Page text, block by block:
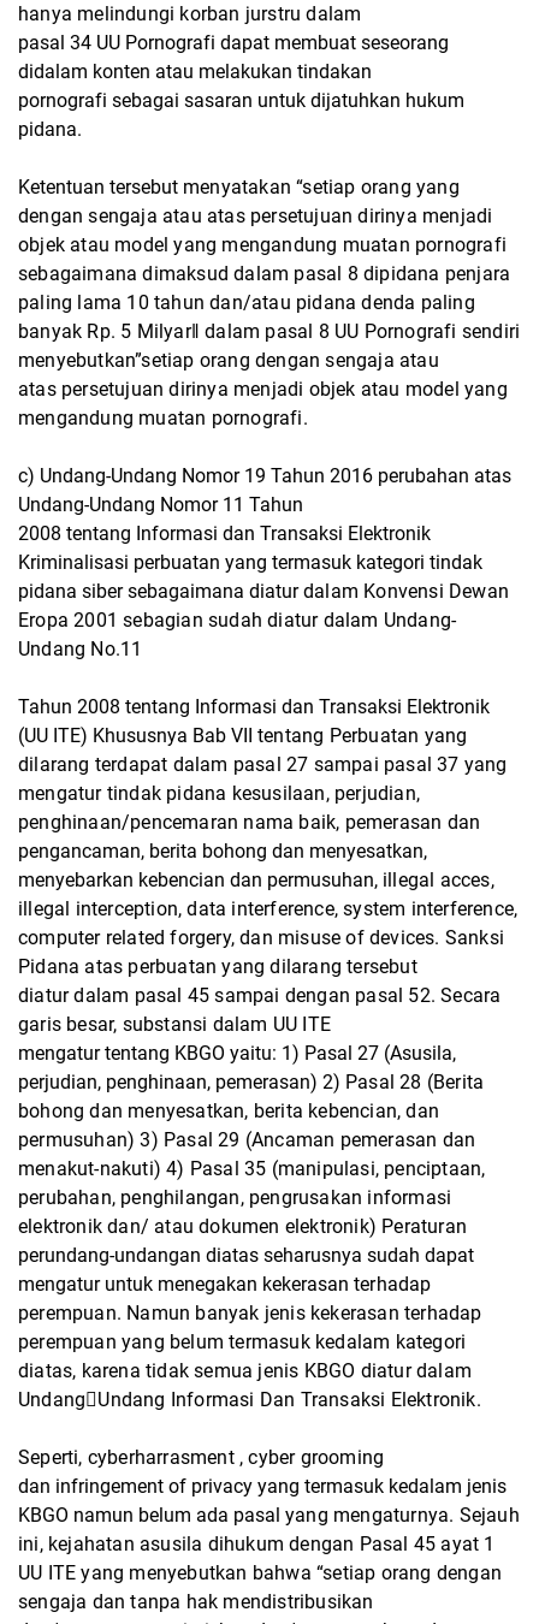
hanya melindungi korban jurstru dalam
pasal 34 UU Pornografi dapat membuat seseorang
didalam konten atau melakukan tindakan
pornografi sebagai sasaran untuk dijatuhkan hukum
pidana.
Ketentuan tersebut menyatakan “setiap orang yang
dengan sengaja atau atas persetujuan dirinya menjadi
objek atau model yang mengandung muatan pornografi
sebagaimana dimaksud dalam pasal 8 dipidana penjara
paling lama 10 tahun dan/atau pidana denda paling
banyak Rp. 5 Milyar‖dalam pasal 8 UU Pornografi sendiri
menyebutkan”setiap orang dengan sengaja atau
atas persetujuan dirinya menjadi objek atau model yang
mengandung muatan pornografi.
c) Undang-Undang Nomor 19 Tahun 2016 perubahan atas
Undang-Undang Nomor 11 Tahun
2008 tentang Informasi dan Transaksi Elektronik
Kriminalisasi perbuatan yang termasuk kategori tindak
pidana siber sebagaimana diaturdalam Konvensi Dewan
Eropa 2001 sebagian sudah diatur dalam Undang-
Undang No.11
Tahun 2008 tentang Informasi dan Transaksi Elektronik
(UU ITE) Khususnya Bab VII tentang Perbuatan yang
dilarang terdapat dalam pasal 27 sampai pasal 37 yang
mengatur tindak pidana kesusilaan, perjudian,
penghinaan/pencemaran nama baik, pemerasan dan
pengancaman, berita bohong dan menyesatkan,
menyebarkan kebencian dan permusuhan, illegal acces,
illegal interception, data interference, system interference,
computer relatedforgery, dan misuse of devices. Sanksi
Pidana atas perbuatan yang dilarang tersebut
diaturdalam pasal 45 sampai dengan pasal 52. Secara
garis besar, substansi dalam UU ITE
mengatur tentang KBGO yaitu: 1) Pasal 27 (Asusila,
perjudian, penghinaan, pemerasan) 2) Pasal 28 (Berita
bohong dan menyesatkan, berita kebencian, dan
permusuhan) 3) Pasal 29 (Ancaman pemerasan dan
menakut-nakuti) 4) Pasal 35 (manipulasi, penciptaan,
perubahan, penghilangan, pengrusakan informasi
elektronik dan/ atau dokumen elektronik) Peraturan
perundang-undangan diatas seharusnya sudah dapat
mengatur untuk menegakan kekerasan terhadap
perempuan. Namun banyak jenis kekerasan terhadap
perempuan yang belumtermasuk kedalam kategori
diatas, karena tidak semua jenis KBGO diatur dalam
Undang￾Undang Informasi Dan Transaksi Elektronik.
Seperti, cyberharrasment , cyber grooming
dan infringement of privacy yang termasuk kedalam jenis
KBGO namun belum ada pasal yang mengaturnya. Sejauh
ini, kejahatan asusila dihukum dengan Pasal 45 ayat 1
UU ITEyang menyebutkan bahwa “setiap orang dengan
sengaja dan tanpa hak mendistribusikan